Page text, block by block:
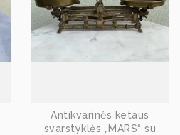
Antikvarinės ketaus
svarstyklės „MARS“ su